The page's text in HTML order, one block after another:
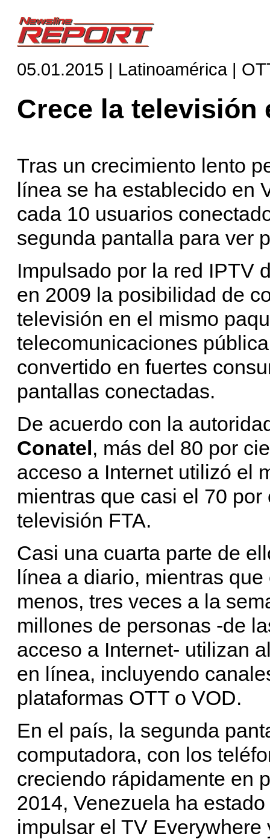
05.01.2015 | Latinoamérica |
Crece la televisión
Tras un crecimiento lento
línea se ha establecido en
cada 10 usuarios
segunda pantalla para ver
Impulsado por la red IPTV
en 2009 la posibilidad de
televisión en el mismo
telecomunicaciones
convertido en fuertes
pantallas conectadas.
De acuerdo con la
Conatel, más del 80 por
acceso a Internet utilizó el
mientras que casi el 70
televisión FTA.
Casi una cuarta parte de
línea a diario, mientras
menos, tres veces a la
millones de personas -de
acceso a Internet- utilizan
en línea, incluyendo
plataformas OTT o VOD.
En el país, la segunda
computadora, con los
creciendo rápidamente en
2014, Venezuela ha
impulsar el TV